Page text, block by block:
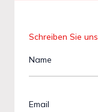
Schreiben Sie uns